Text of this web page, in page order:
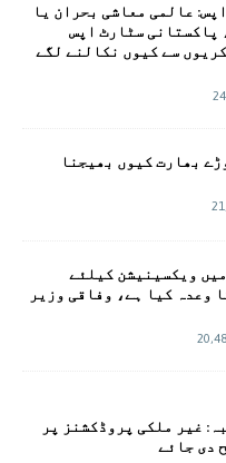
عالمی معاشی بحران یا
پاکستانی سٹارٹ اپس
سے کیوں نکالنے لگے
بھارت کیوں بھیجنا
ویکسینیشن کیلئے
کا وعدہ کیا ہے، وفاقی وزیر
غیر ملکی پروڈکشنز پر
دی جائے